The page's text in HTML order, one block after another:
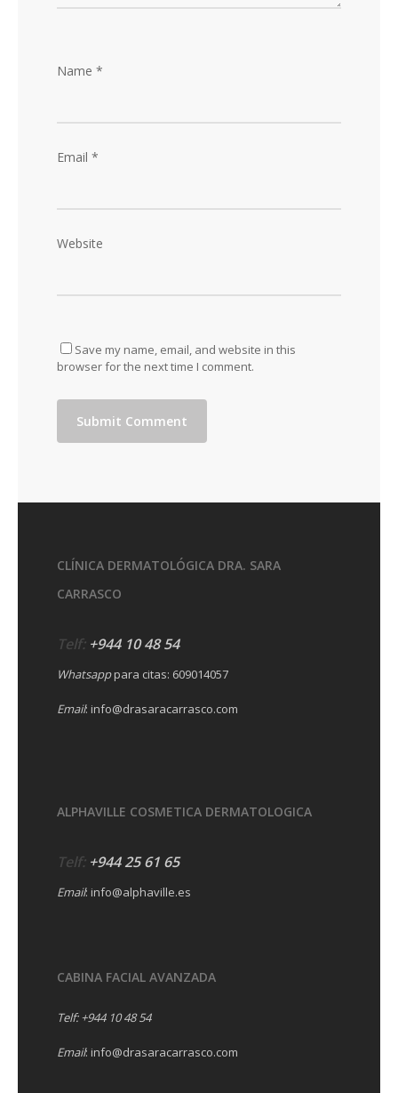
Name *
Email *
Website
Save my name, email, and website in this
browser for the next time I comment.
CLÍNICA DERMATOLÓGICA DRA. SARA
CARRASCO
Telf: +944 10 48 54
Whatsapppara citas: 609014057
Email: info@drasaracarrasco.com
ALPHAVILLE COSMETICA DERMATOLOGICA
Telf: +944 25 61 65
Email: info@alphaville.es
CABINA FACIAL AVANZADA
Telf:+944 10 48 54
Email: info@drasaracarrasco.com